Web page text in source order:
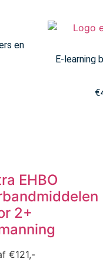
en
E-learning
€
EHBO
2+
€121,-